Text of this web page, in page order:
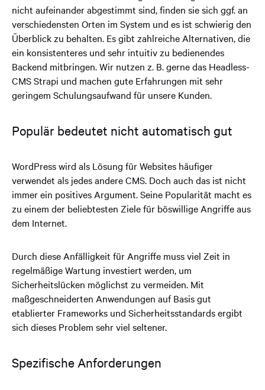
nicht aufeinander abgestimmt sind, finden sie sich ggf. an
verschiedensten Orten im System und es ist schwierig den
Überblick zu behalten. Es gibt zahlreiche Alternativen, die
ein konsistenteres und sehr intuitiv zu bedienendes
Backend mitbringen. Wir nutzen z. B. gerne das Headless-
CMS Strapi und machen gute Erfahrungen mit sehr
geringem Schulungsaufwand für unsere Kunden.
Populär bedeutet nicht automatisch gut
WordPress wird als Lösung für Websites häufiger
verwendet als jedes andere CMS. Doch auch das ist nicht
immer ein positives Argument. Seine Popularität macht es
zu einem der beliebtesten Ziele für böswillige Angriffe aus
dem Internet.
Durch diese Anfälligkeit für Angriffe muss viel Zeit in
regelmäßige Wartung investiert werden, um
Sicherheitslücken möglichst zu vermeiden. Mit
maßgeschneiderten Anwendungen auf Basis gut
etablierter Frameworks und Sicherheitsstandards ergibt
sich dieses Problem sehr viel seltener.
Spezifische Anforderungen